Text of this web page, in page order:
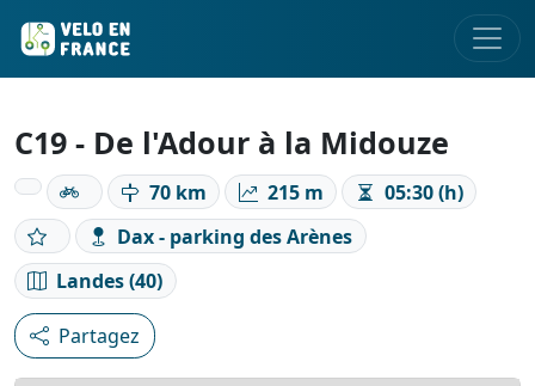
C19 - De l'Adour à la Midouze
70 km 215 m
05:30 (h)
Dax - parking des Arènes
Landes (40)
Partagez